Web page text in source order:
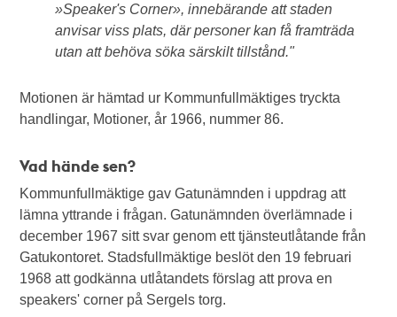
»Speaker's Corner», innebärande att staden
anvisar viss plats, där personer kan få framträda
utan att behöva söka särskilt tillstånd."
Motionen är hämtad ur Kommunfullmäktiges tryckta
handlingar, Motioner, år 1966, nummer 86.
Vad hände sen?
Kommunfullmäktige gav Gatunämnden i uppdrag att
lämna yttrande i frågan. Gatunämnden överlämnade i
december 1967 sitt svar genom ett tjänsteutlåtande från
Gatukontoret. Stadsfullmäktige beslöt den 19 februari
1968 att godkänna utlåtandets förslag att prova en
speakers' corner på Sergels torg.